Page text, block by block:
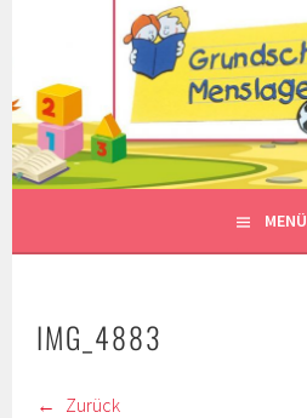
MENÜ
IMG_4883
Zurück